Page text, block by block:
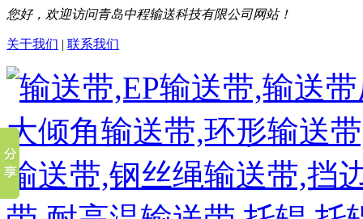
您好，欢迎访问青岛中程输送科技有限公司网站！
关于我们 | 联系我们